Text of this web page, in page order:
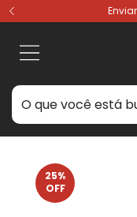
25%
OFF